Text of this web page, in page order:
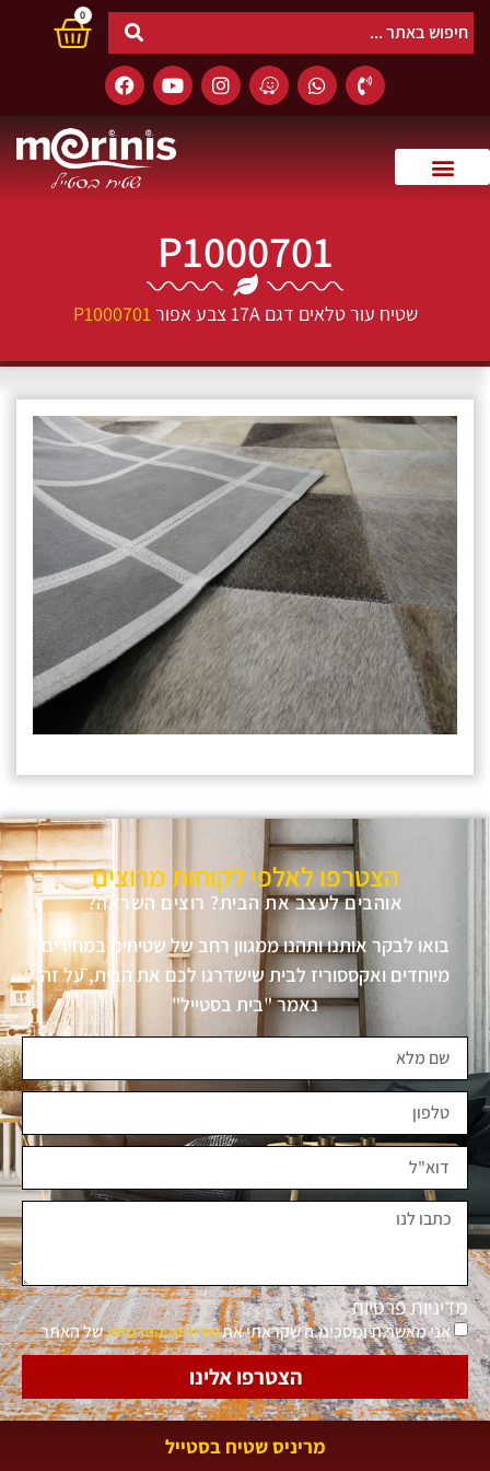
0
P1000701
שטיח עור טלאים דגם 17A צבע אפור P1000701
הצטרפו לאלפי לקוחות מרוצים
אוהבים לעצב את הבית? רוצים השראה?
בואו לבקר אותנו ותהנו ממגוון רחב של שטיחים במחירים
מיוחדים ואקססוריז לבית שישדרגו לכם את הבית, על זה
נאמר "בית בסטייל"
מדיניות פרטיות
אני מאשר.ת ומסכימ.ה שקראתי אתמדיניות הפרטיותשל האתר
הצטרפו אלינו
מריניס שטיח בסטייל